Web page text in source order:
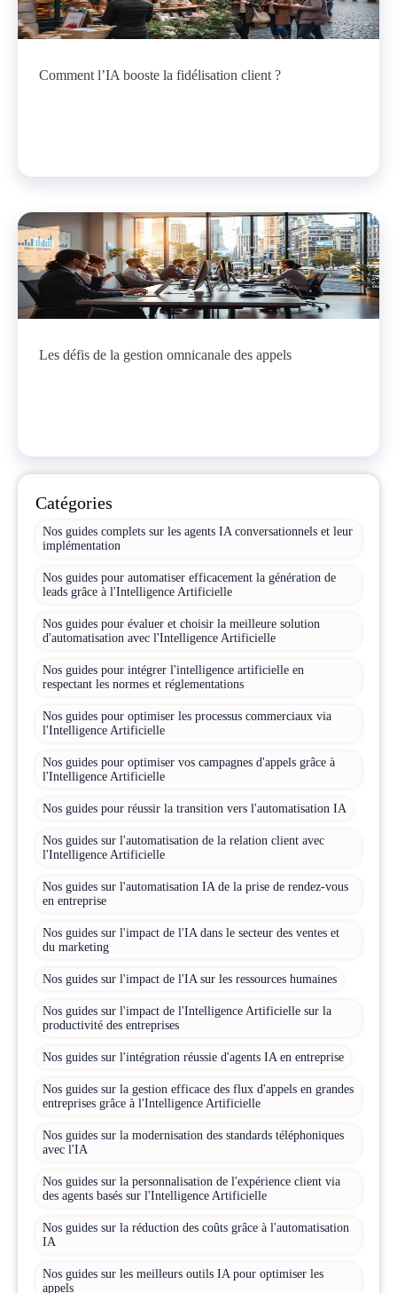
Comment l’IA booste la fidélisation client ?
Les défis de la gestion omnicanale des appels
Catégories
Nos guides complets sur les agents IA conversationnels et leur
implémentation
Nos guides pour automatiser efficacement la génération de
leads grâce à l'Intelligence Artificielle
Nos guides pour évaluer et choisir la meilleure solution
d'automatisation avec l'Intelligence Artificielle
Nos guides pour intégrer l'intelligence artificielle en
respectant les normes et réglementations
Nos guides pour optimiser les processus commerciaux via
l'Intelligence Artificielle
Nos guides pour optimiser vos campagnes d'appels grâce à
l'Intelligence Artificielle
Nos guides pour réussir la transition vers l'automatisation IA
Nos guides sur l'automatisation de la relation client avec
l'Intelligence Artificielle
Nos guides sur l'automatisation IA de la prise de rendez-vous
en entreprise
Nos guides sur l'impact de l'IA dans le secteur des ventes et
du marketing
Nos guides sur l'impact de l'IA sur les ressources humaines
Nos guides sur l'impact de l'Intelligence Artificielle sur la
productivité des entreprises
Nos guides sur l'intégration réussie d'agents IA en entreprise
Nos guides sur la gestion efficace des flux d'appels en grandes
entreprises grâce à l'Intelligence Artificielle
Nos guides sur la modernisation des standards téléphoniques
avec l'IA
Nos guides sur la personnalisation de l'expérience client via
des agents basés sur l'Intelligence Artificielle
Nos guides sur la réduction des coûts grâce à l'automatisation
IA
Nos guides sur les meilleurs outils IA pour optimiser les
appels